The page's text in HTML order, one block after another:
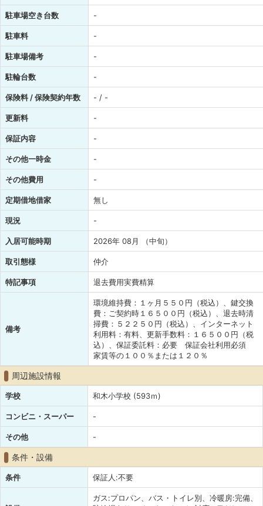
駐車場空き台数 -
駐車料 -
駐車場備考 -
駐輪台数 -
保険料 / 保険契約年数 - / -
更新料 -
保証内容 -
その他一時金 -
その他費用 -
定期借地借家 無し
現況 -
入居可能時期 2026年 08月 （中旬）
取引態様 仲介
特記事項 退去費用実費精算
備考
環境維持費：１ヶ月５５０円（税込）、鍵交換
費：ご契約時１６５００円（税込）、退去時清
掃費：５２２５０円（税込）、インターネット
利用料：有料、更新手数料：１６５００円（税
込）、保証委託料：必要 保証会社利用必須
家賃等の１００％または１２０％
周辺施設情報
学校 和木小学校 (593ｍ)
コンビニ・スーパー -
その他 -
条件・設備
条件 保証人:不要
ガス:プロパン、バス・トイレ別、冷暖房:完備、